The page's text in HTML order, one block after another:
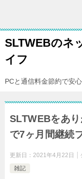
SLTWEBのネ
イフ
PCと通信料金節約で安
SLTWEBをあ
で7ヶ月間継続
更新日： 2021年4月22日
雑記